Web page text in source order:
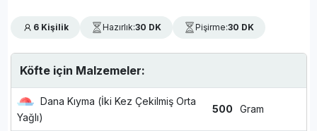
6 Kişilik Hazırlık:30 DK Pişirme:30 DK
Köfte için Malzemeler:
Dana Kıyma (İki Kez Çekilmiş Orta
Yağlı)
500 Gram